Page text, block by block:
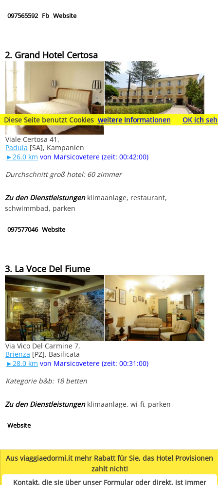
097565592 Fb Website
2. Grand Hotel Certosa
Viale Certosa 41,
Padula [SA], Kampanien
►26.0 km von Marsicovetere (zeit: 00:42:00)
Durchschnitt groß hotel: 60 zimmer
Zu den Dienstleistungenklimaanlage, restaurant,
schwimmbad, parken
097577046 Website
3. La Voce Del Fiume
Via Vico Del Carmine 7,
Brienza [PZ], Basilicata
►28.0 km von Marsicovetere (zeit: 00:31:00)
Kategorie b&b: 18 betten
Zu den Dienstleistungenklimaanlage, wi-fi, parken
Website
Aus viaggiaedormi.it mehr Rabatt für Sie, das Hotel Provisionen
zahlt nicht!
Kontakt, die sie über unser Formular oder direkt, ist immer
Diese Seite benutzt Cookies weitere Informationen OK ich